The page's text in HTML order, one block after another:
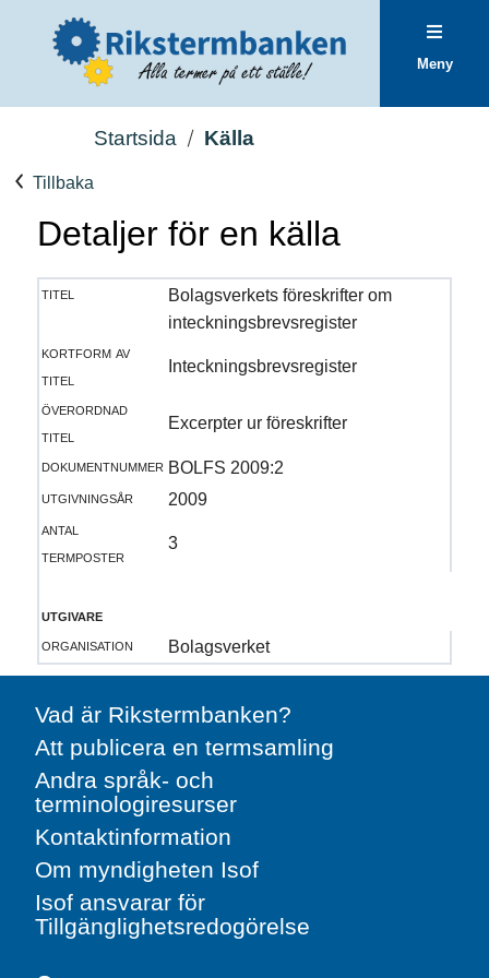
Meny
Startsida Källa
Tillbaka
Detaljer för en källa
titel
Bolagsverkets föreskrifter om
inteckningsbrevsregister
kortform av
titel
Inteckningsbrevsregister
överordnad
titel
Excerpter ur föreskrifter
dokumentnummer BOLFS 2009:2
utgivningsår
2009
antal
termposter
3
utgivare
organisation
Bolagsverket
Vad är Rikstermbanken?
Att publicera en termsamling
Andra språk- och
terminologiresurser
Kontaktinformation
Om myndigheten Isof
Isof ansvarar för
Tillgänglighetsredogörelse